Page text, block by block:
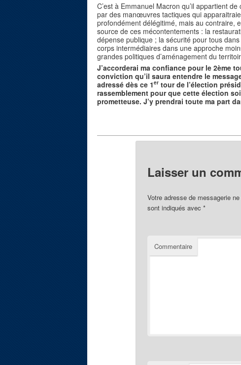
C’est à Emmanuel Macron qu’il appartient
par des manœuvres tactiques qui
profondément délégitimé, mais au contraire,
source de ces mécontentements : la
dépense publique ; la sécurité pour tous
corps intermédiaires dans une approche
grandes politiques d’aménagement du
J’accorderai ma confiance pour le 2ème
conviction qu’il saura entendre le
adressé dès ce 1ertour de l’élection
rassemblement pour que cette élection
prometteuse. J’y prendrai toute ma part
Laisser un
Votre adresse de messagerie
sont indiqués avec*
Commentaire